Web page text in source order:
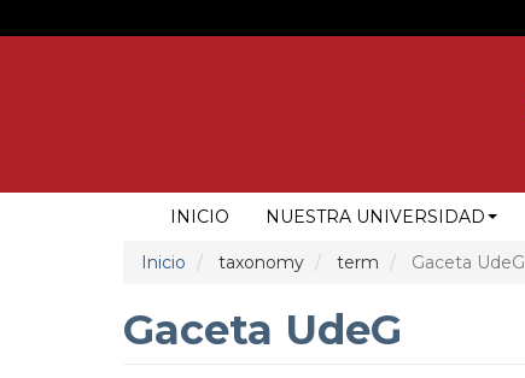
al
NAVEGACIÓN
PRINCIPAL
INICIO NUESTRA UNIVERSIDAD
Inicio taxonomy term Gaceta UdeG
Gaceta UdeG